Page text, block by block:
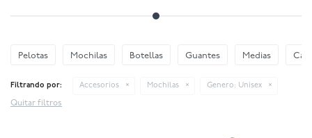
Pelotas Mochilas Botellas Guantes Medias
Filtrando por: Accesorios Mochilas Genero: Unisex
Quitar filtros